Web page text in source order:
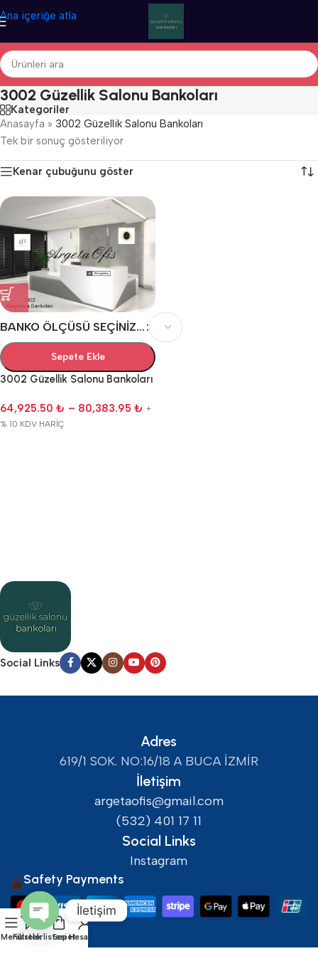
Ana içeriğe atla
3002 Güzellik Salonu Bankoları
Kategoriler
Anasayfa » 3002 Güzellik Salonu Bankoları
Tek bir sonuç gösteriliyor
Kenar çubuğunu göster
BANKO ÖLÇÜSÜ SEÇINIZ...
Sepete Ekle
3002 Güzellik Salonu Bankoları
64,925.50 ₺ – 80,383.95 ₺ +
% 10 KDV HARİÇ
Social Links
Adres
619/1 SOK. NO:16/18 A BUCA İZMİR
İletişim
argetaofis@gmail.com
(532) 401 17 11
Social Links
Instagram
Safety Payments
MenüFiltreler
İstek listesi
SepetHesabım
İletişim
Open